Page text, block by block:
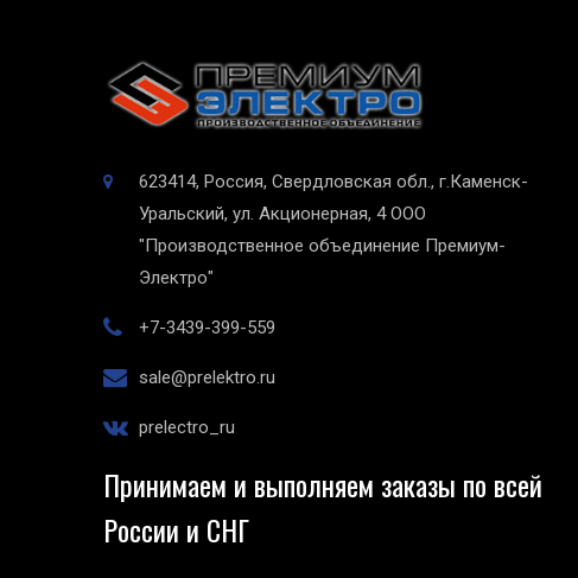
623414, Россия, Свердловская обл., г.Каменск-
Уральский, ул. Акционерная, 4 ООО
"Производственное объединение Премиум-
Электро"
+7-3439-399-559
sale@prelektro.ru
prelectro_ru
Принимаем и выполняем заказы по всей
России и СНГ